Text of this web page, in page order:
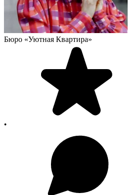
Бюро «Уютная Квартира»
•